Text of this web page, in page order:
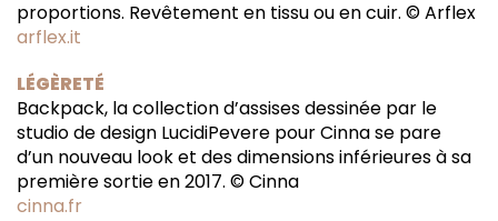
proportions. Revêtement en tissu ou en cuir. © Arflex
arflex.it
LÉGÈRETÉ
Backpack, la collection d’assises dessinée par le
studio de design LucidiPevere pour Cinna se pare
d’un nouveau look et des dimensions inférieures à sa
première sortie en 2017. © Cinna
cinna.fr